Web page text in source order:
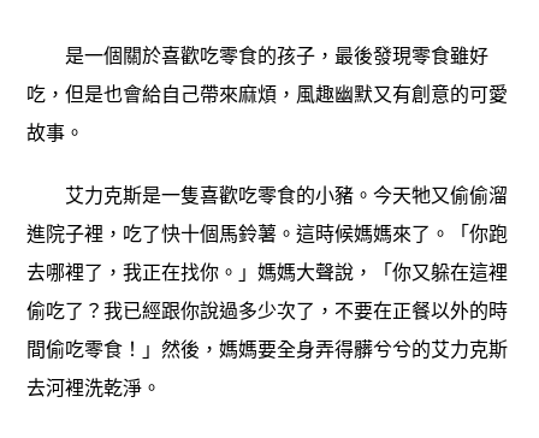
是一個關於喜歡吃零食的孩子，最後發現零食雖好
吃，但是也會給自己帶來麻煩，風趣幽默又有創意的可愛
故事。
艾力克斯是一隻喜歡吃零食的小豬。今天牠又偷偷溜
進院子裡，吃了快十個馬鈴薯。這時候媽媽來了。「你跑
去哪裡了，我正在找你。」媽媽大聲說，「你又躲在這裡
偷吃了？我已經跟你說過多少次了，不要在正餐以外的時
間偷吃零食！」然後，媽媽要全身弄得髒兮兮的艾力克斯
去河裡洗乾淨。